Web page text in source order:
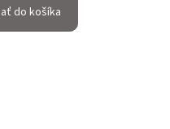
do košíka